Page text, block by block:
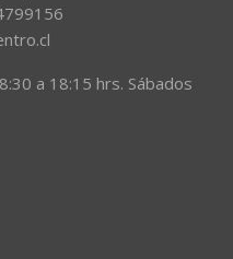
a 18:15 hrs. Sábados